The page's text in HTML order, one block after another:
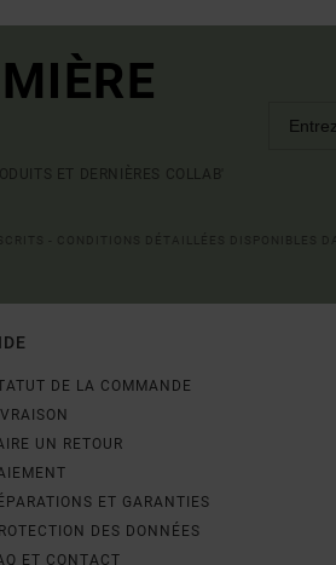
ET DERNIÈRES COLLAB'
DE LA COMMANDE
UN RETOUR
ET GARANTIES
DES DONNÉES
ET CONTACT